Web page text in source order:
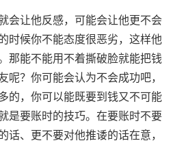
会让他反感，可能会让他更不会
时候你不能态度很恶劣，这样他
那能不能用不着撕破脸就能把钱
呢？你可能会认为不会成功吧，
的，你可以能既要到钱又不可能
是要账时的技巧。在要账时不要
话、更不要对他推诿的话在意，